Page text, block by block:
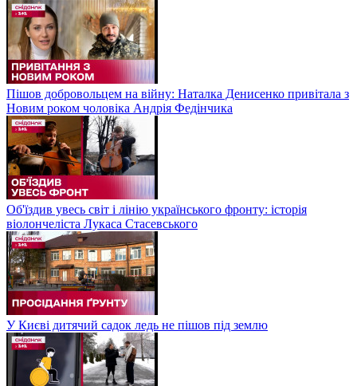
Пішов добровольцем на війну: Наталка Денисенко привітала з
Новим роком чоловіка Андрія Федінчика
Об'їздив увесь світ і лінію українського фронту: історія
віолончеліста Лукаса Стасевського
У Києві дитячий садок ледь не пішов під землю